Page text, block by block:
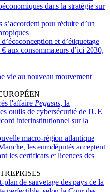
dans la stratégie sur
s’accordent pour réduire d’un
et d’étiquetage
aux consommateurs d’ici 2030,
vie au nouveau mouvement
l'affaire Pegasus, la
outils de cybersécurité de l'UE
interinstitutionnel sur la
macro-région atlantique
les eurodéputés acceptent
les certificats et licences des
plan de sauvetage des pays de la